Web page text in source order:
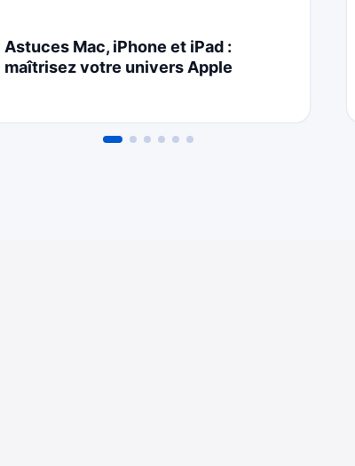
Astuces Mac, iPhone et iPad :
maîtrisez votre univers Apple